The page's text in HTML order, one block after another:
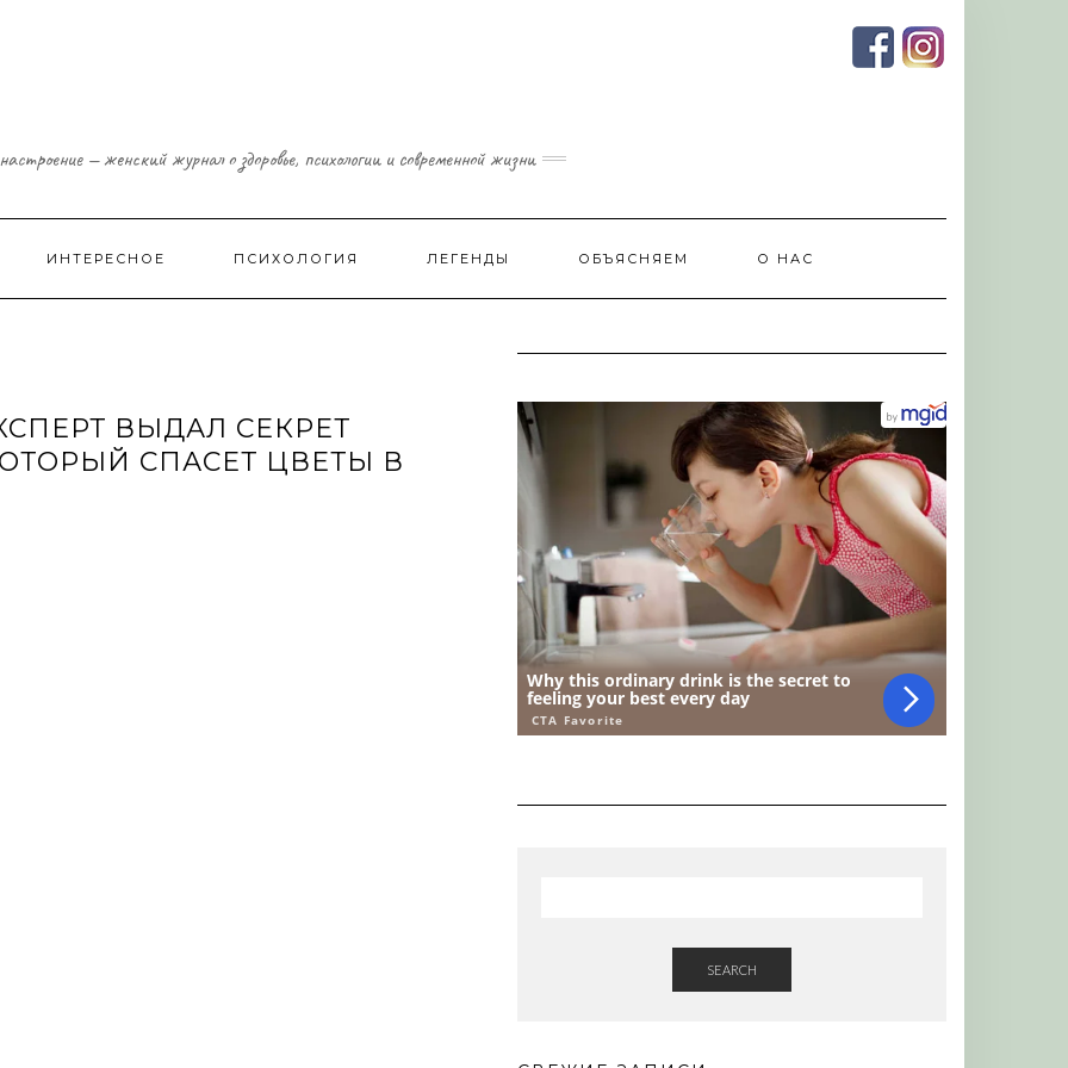
настроение — женский журнал о здоровье, психологии и современной жизни
ИНТЕРЕСНОЕ ПСИХОЛОГИЯ ЛЕГЕНДЫ ОБЪЯСНЯЕМ О НАС
ВЫДАЛ СЕКРЕТ
СПАСЕТ ЦВЕТЫ В
SEARCH